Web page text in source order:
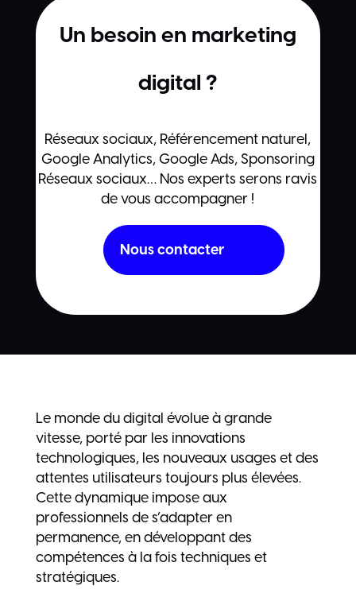
Un besoin en marketing
digital ?
Réseaux sociaux, Référencement naturel,
Google Analytics, Google Ads, Sponsoring
Réseaux sociaux… Nos experts serons ravis
de vous accompagner !
Nous contacter
Le monde du digital évolue à grande
vitesse, porté par les innovations
technologiques, les nouveaux usages et des
attentes utilisateurs toujours plus élevées.
Cette dynamique impose aux
professionnels de s’adapter en
permanence, en développant des
compétences à la fois techniques et
stratégiques.